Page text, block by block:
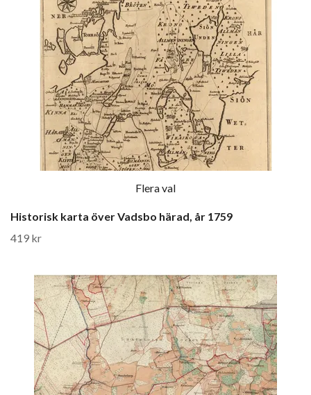
Flera val
Historisk karta över Vadsbo härad, år 1759
419 kr